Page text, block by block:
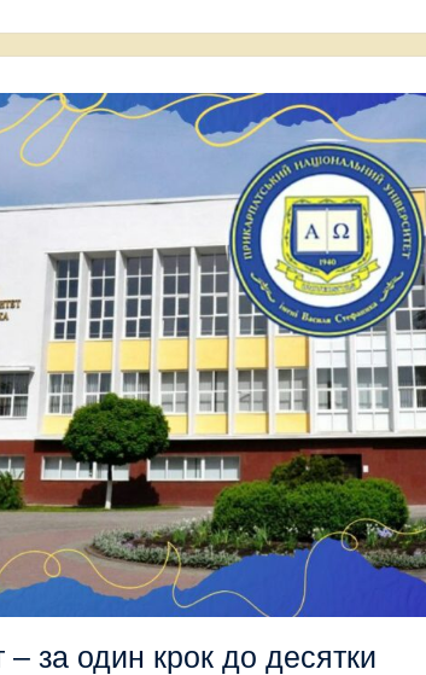
– за один крок до десятки